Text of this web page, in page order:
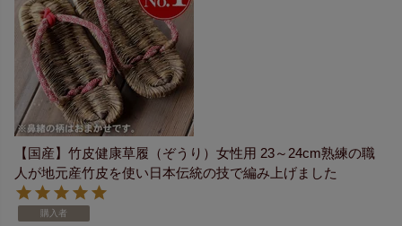
【国産】竹皮健康草履（ぞうり）女性用 23～24cm熟練の職
人が地元産竹皮を使い日本伝統の技で編み上げました
購入者